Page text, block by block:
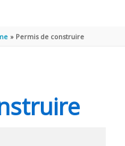
Permis de construire